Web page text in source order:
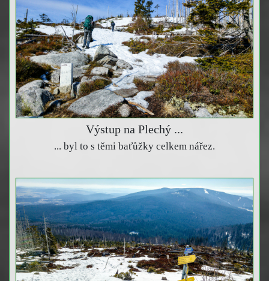
Výstup na Plechý ...
... byl to s těmi baťůžky celkem nářez.